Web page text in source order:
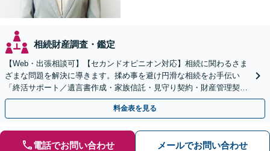
相続財産調査・鑑定
【Web・出張相談可】【セカンドオピニオン対応】相続に関わるさま
ざまな問題を解決に導きます。揉め事を避け円滑な相続をお手伝い
「終活サポート／遺言書作成・家族信託・見守り契約・財産管理契
約・死後事務委任」ご家族からの相談も【休日・夜間相談可】
料金表を見る
電話でお問い合わせ メールでお問い合わせ